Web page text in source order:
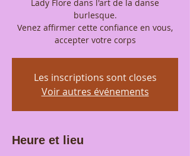
Lady Flore dans l'art de la danse
burlesque.
Venez affirmer cette confiance en vous,
accepter votre corps
Les inscriptions sont closes
Voir autres événements
Heure et lieu